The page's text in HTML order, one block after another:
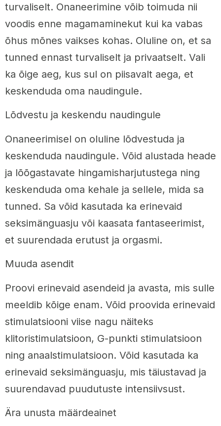
turvaliselt. Onaneerimine võib toimuda nii
voodis enne magamaminekut kui ka vabas
õhus mõnes vaikses kohas. Oluline on, et sa
tunned ennast turvaliselt ja privaatselt. Vali
ka õige aeg, kus sul on piisavalt aega, et
keskenduda oma naudingule.
Lõdvestu ja keskendu naudingule
Onaneerimisel on oluline lõdvestuda ja
keskenduda naudingule. Võid alustada heade
ja lõõgastavate hingamisharjutustega ning
keskenduda oma kehale ja sellele, mida sa
tunned. Sa võid kasutada ka erinevaid
seksimänguasju või kaasata fantaseerimist,
et suurendada erutust ja orgasmi.
Muuda asendit
Proovi erinevaid asendeid ja avasta, mis sulle
meeldib kõige enam. Võid proovida erinevaid
stimulatsiooni viise nagu näiteks
klitoristimulatsioon, G-punkti stimulatsioon
ning anaalstimulatsioon. Võid kasutada ka
erinevaid seksimänguasju, mis täiustavad ja
suurendavad puudutuste intensiivsust.
Ära unusta määrdeainet